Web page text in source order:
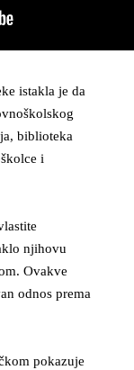
istakla je da
biblioteka
i
njihovu
Ovakve
odnos prema
pokazuje